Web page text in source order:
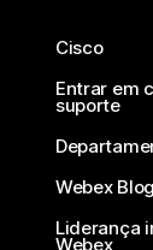
Cisco
Entrar em
suporte
Webex Blog
Liderança
Webex